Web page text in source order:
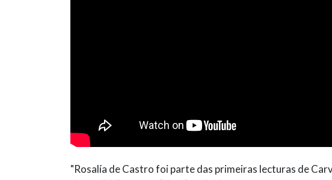
"Rosalía de Castro foi parte das primeiras lecturas de